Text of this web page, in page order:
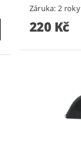
Záruka: 2 roky
220 Kč